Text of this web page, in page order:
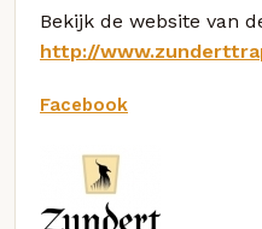
Bekijk de website van
http://
Facebook